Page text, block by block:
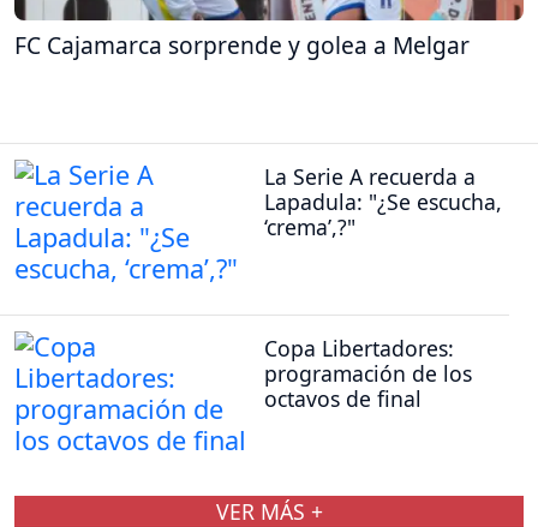
FC Cajamarca sorprende y golea a Melgar
La Serie A recuerda a
Lapadula: "¿Se escucha,
‘crema’,?"
Copa Libertadores:
programación de los
octavos de final
VER MÁS +